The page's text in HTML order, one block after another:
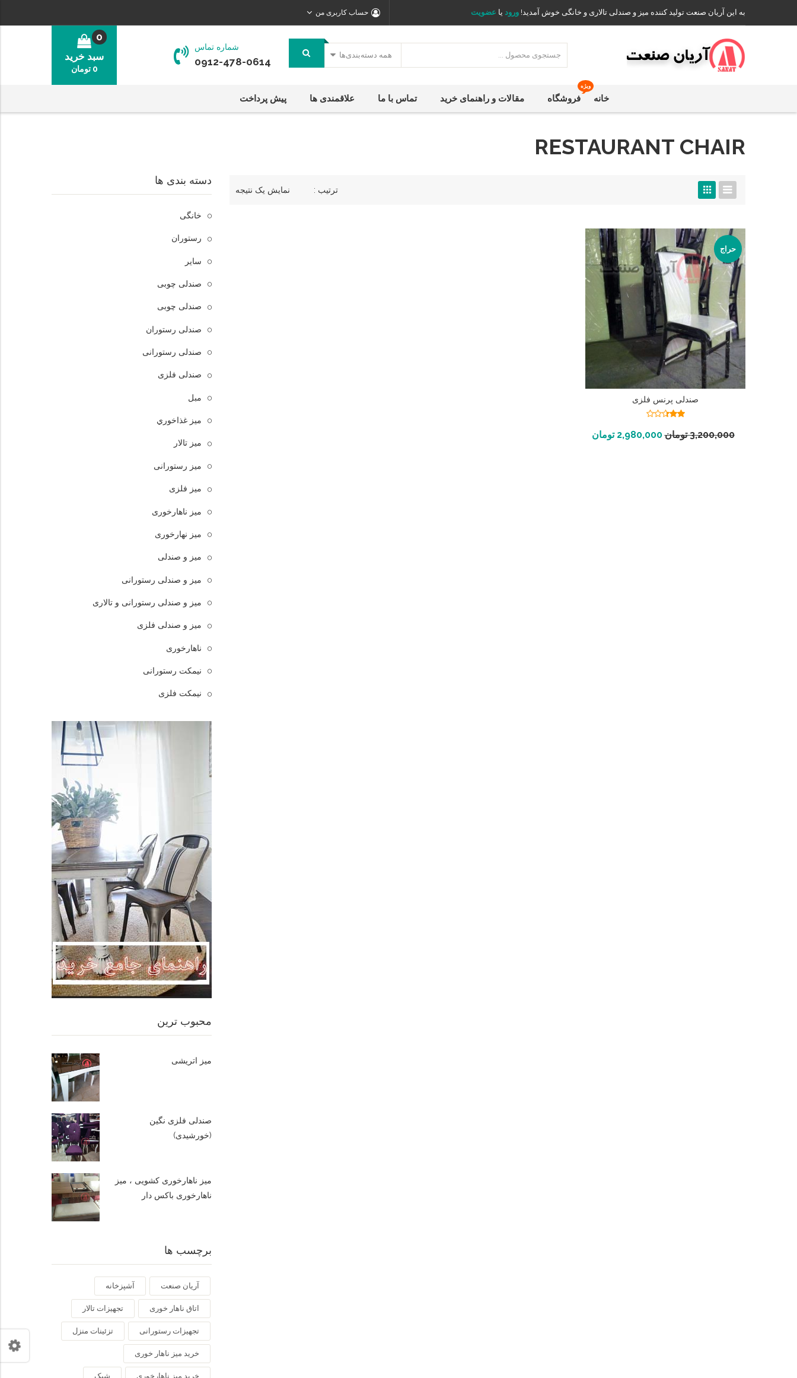
به این آریان صنعت تولید کننده میز و صندلی تالاری و خانگی خوش آمدید! ورود یا عضویت حساب کاربری من
همه دسته‌بندی‌ها
شماره تماس
0912-478-0614 سبد خرید
0
0 تومان
خانه فروشگاه
ویژه
مقالات و راهنمای خرید تماس با ما علاقمندی ها پیش پرداخت
RESTAURANT CHAIR
دسته بندی ها
خانگی
رستوران
سایر
صندلی چوبی
صندلی چوبی
صندلی رستوران
صندلی رستورانی
صندلی فلزی
مبل
ميز غذاخوري
میز تالار
میز رستورانی
میز فلزی
میز ناهارخوری
میز نهارخوری
میز و صندلی
میز و صندلی رستورانی
میز و صندلی رستورانی و تالاری
میز و صندلی فلزی
ناهارخوری
نیمکت رستورانی
نیمکت فلزی
محبوب ترین
میز اتریشی
صندلی فلزی نگین
(خورشیدی)
میز ناهارخوری کشویی ، میز
ناهارخوری باکس دار
برچسب ها
آریان صنعت آشپزخانه
اتاق ناهار خوری تجهیزات تالار
تجهیزات رستورانی تزئینات منزل
خرید میز ناهار خوری
خرید میز ناهارخوری شیک
نمایش یک نتیجه ترتیب :
حراج
صندلی پرنس فلزی
2.34
از 5
3,200,000 تومان 2,980,000 تومان افزودن به سبد خرید